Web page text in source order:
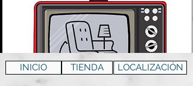
INICIO TIENDA LOCALIZACIÓN